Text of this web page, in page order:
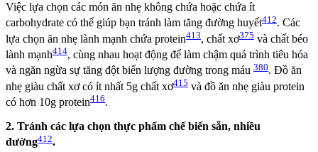
Việc lựa chọn các món ăn nhẹ không chứa hoặc chứa ít
carbohydrate có thể giúp bạn tránh làm tăng đường huyết412. Các
lựa chọn ăn nhẹ lành mạnh chứa protein413, chất xơ375 và chất béo
lành mạnh414, cùng nhau hoạt động để làm chậm quá trình tiêu hóa
và ngăn ngừa sự tăng đột biến lượng đường trong máu 380. Đồ ăn
nhẹ giàu chất xơ có ít nhất 5g chất xơ415 và đồ ăn nhẹ giàu protein
có hơn 10g protein416.
2. Tránh các lựa chọn thực phẩm chế biến sẵn, nhiều
đường412.